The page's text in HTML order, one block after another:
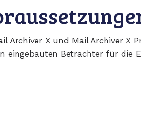
Archiver X und Mail Archiver X
eingebauten Betrachter für die